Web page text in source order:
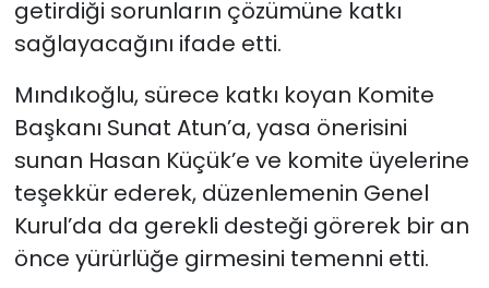
getirdiği sorunların çözümüne katkı
sağlayacağını ifade etti.
Mındıkoğlu, sürece katkı koyan Komite
Başkanı Sunat Atun’a, yasa önerisini
sunan Hasan Küçük’e ve komite üyelerine
teşekkür ederek, düzenlemenin Genel
Kurul’da da gerekli desteği görerek bir an
önce yürürlüğe girmesini temenni etti.